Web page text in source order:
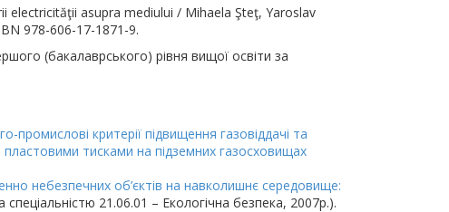
electricităţii asupra mediului / Mihaela Şteţ, Yaroslav
978-606-17-1871-9.
(бакалаврського) рівня вищої освіти за
промислові критерії підвищення газовіддачі та
тисками на підземних газосховищах
небезпечних об’єктів на навколишнє середовище:
спеціальністю 21.06.01 – Екологічна безпека, 2007р.).